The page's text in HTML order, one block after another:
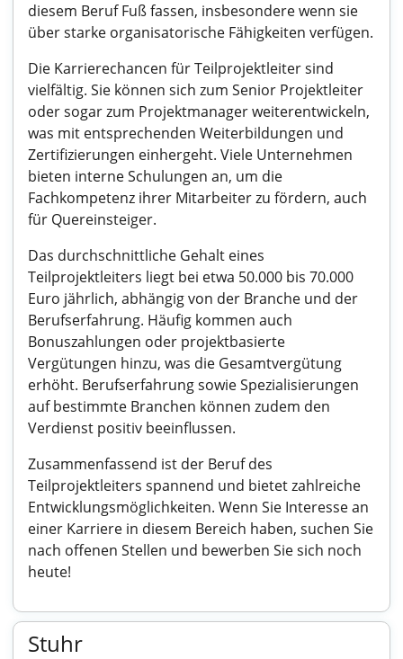
diesem Beruf Fuß fassen, insbesondere wenn sie
über starke organisatorische Fähigkeiten verfügen.
Die Karrierechancen für Teilprojektleiter sind
vielfältig. Sie können sich zum Senior Projektleiter
oder sogar zum Projektmanager weiterentwickeln,
was mit entsprechenden Weiterbildungen und
Zertifizierungen einhergeht. Viele Unternehmen
bieten interne Schulungen an, um die
Fachkompetenz ihrer Mitarbeiter zu fördern, auch
für Quereinsteiger.
Das durchschnittliche Gehalt eines
Teilprojektleiters liegt bei etwa 50.000 bis 70.000
Euro jährlich, abhängig von der Branche und der
Berufserfahrung. Häufig kommen auch
Bonuszahlungen oder projektbasierte
Vergütungen hinzu, was die Gesamtvergütung
erhöht. Berufserfahrung sowie Spezialisierungen
auf bestimmte Branchen können zudem den
Verdienst positiv beeinflussen.
Zusammenfassend ist der Beruf des
Teilprojektleiters spannend und bietet zahlreiche
Entwicklungsmöglichkeiten. Wenn Sie Interesse an
einer Karriere in diesem Bereich haben, suchen Sie
nach offenen Stellen und bewerben Sie sich noch
heute!
Stuhr